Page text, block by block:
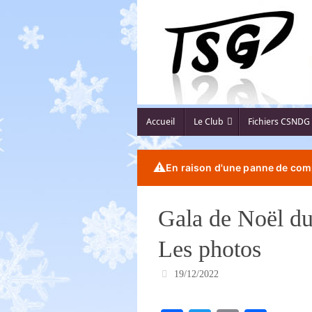
contenu
contenu
Accueil Le Club Fichiers CSNDG
⚠️En raison d'une panne de
Gala de Noël
Les photos
19/12/2022